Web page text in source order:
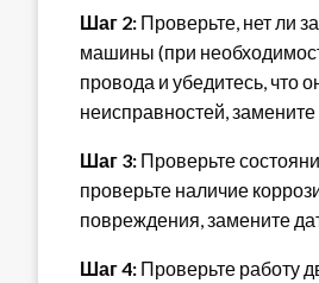
Шаг 2: Проверьте, нет ли
машины (при
провода и убедитесь, что
неисправностей,
Шаг 3: Проверьте
проверьте наличие
повреждения, замените
Шаг 4: Проверьте работу